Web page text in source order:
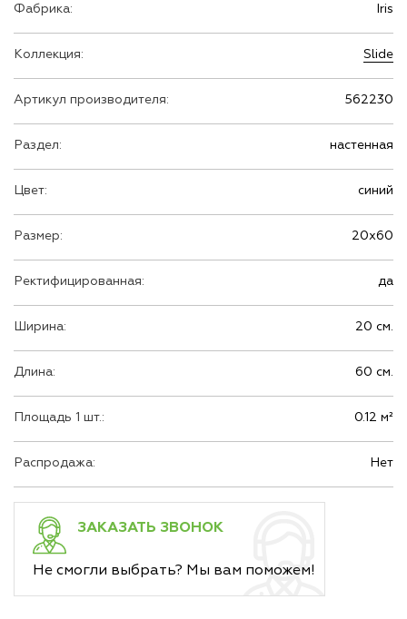
Фабрика: Iris
Коллекция: Slide
Артикул производителя: 562230
Раздел: настенная
Цвет: синий
Размер: 20х60
Ректифицированная: да
Ширина: 20 см.
Длина: 60 см.
Площадь 1 шт.: 0.12 м²
Распродажа: Нет
ЗАКАЗАТЬ ЗВОНОК
Не смогли выбрать? Мы вам поможем!